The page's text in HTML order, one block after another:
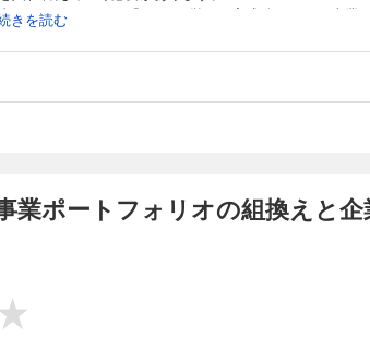
書は、ベストセラー『ROIC経営』の実践編として、事業
み換えに焦点を当てた、経営実務のための解説書です。
きを読む
ポートフォリオの組換えと企